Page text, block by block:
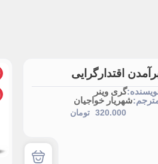
اقتدارگرایی
گری وینر
شهریار خواجیان
320.000 تومان